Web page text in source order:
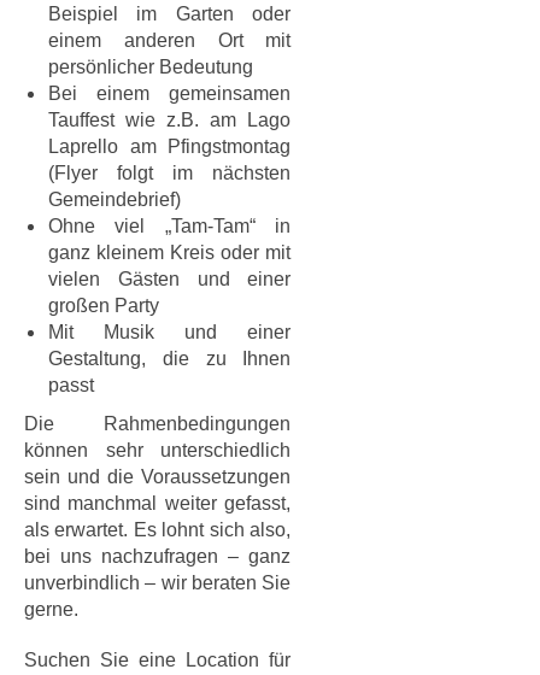
Beispiel im Garten oder
einem anderen Ort mit
persönlicher Bedeutung
Bei einem gemeinsamen
Tauffest wie z.B. am Lago
Laprello am Pfingstmontag
(Flyer folgt im nächsten
Gemeindebrief)
Ohne viel „Tam-Tam“ in
ganz kleinem Kreis oder mit
vielen Gästen und einer
großen Party
Mit Musik und einer
Gestaltung, die zu Ihnen
passt
Die Rahmenbedingungen
können sehr unterschiedlich
sein und die Voraussetzungen
sind manchmal weiter gefasst,
als erwartet. Es lohnt sich also,
bei uns nachzufragen – ganz
unverbindlich – wir beraten Sie
gerne.
Suchen Sie eine Location für